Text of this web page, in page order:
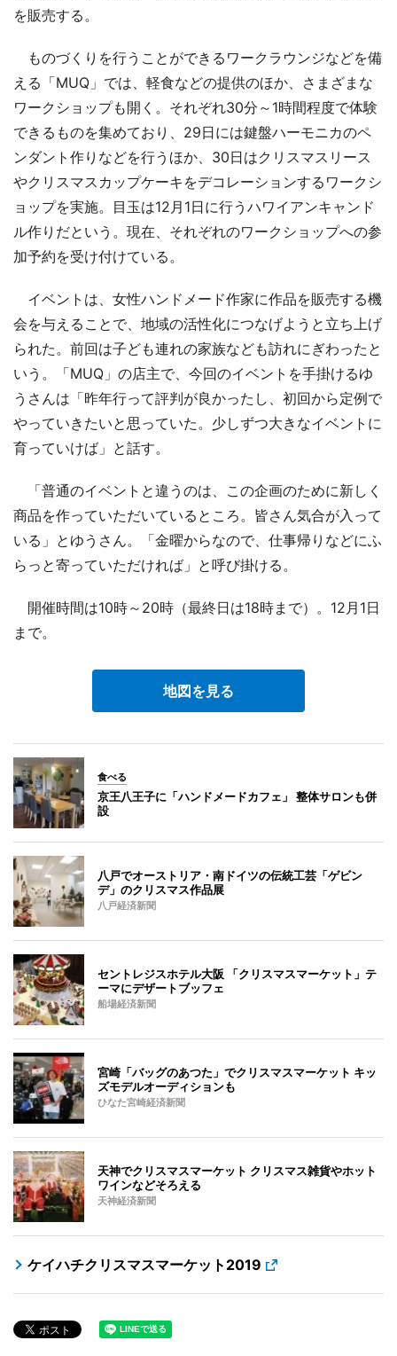
を販売する。
ものづくりを行うことができるワークラウンジなどを備
える「MUQ」では、軽食などの提供のほか、さまざまな
ワークショップも開く。それぞれ30分～1時間程度で体験
できるものを集めており、29日には鍵盤ハーモニカのペ
ンダント作りなどを行うほか、30日はクリスマスリース
やクリスマスカップケーキをデコレーションするワークシ
ョップを実施。目玉は12月1日に行うハワイアンキャンド
ル作りだという。現在、それぞれのワークショップへの参
加予約を受け付けている。
イベントは、女性ハンドメード作家に作品を販売する機
会を与えることで、地域の活性化につなげようと立ち上げ
られた。前回は子ども連れの家族なども訪れにぎわったと
いう。「MUQ」の店主で、今回のイベントを手掛けるゆ
うさんは「昨年行って評判が良かったし、初回から定例で
やっていきたいと思っていた。少しずつ大きなイベントに
育っていけば」と話す。
「普通のイベントと違うのは、この企画のために新しく
商品を作っていただいているところ。皆さん気合が入って
いる」とゆうさん。「金曜からなので、仕事帰りなどにふ
らっと寄っていただければ」と呼び掛ける。
開催時間は10時～20時（最終日は18時まで）。12月1日
まで。
地図を見る
食べる
京王八王子に「ハンドメードカフェ」 整体サロンも併
設
八戸でオーストリア・南ドイツの伝統工芸「ゲビン
デ」のクリスマス作品展
八戸経済新聞
セントレジスホテル大阪 「クリスマスマーケット」テ
ーマにデザートブッフェ
船場経済新聞
宮崎「バッグのあつた」でクリスマスマーケット キッ
ズモデルオーディションも
ひなた宮崎経済新聞
天神でクリスマスマーケット クリスマス雑貨やホット
ワインなどそろえる
天神経済新聞
ケイハチクリスマスマーケット2019